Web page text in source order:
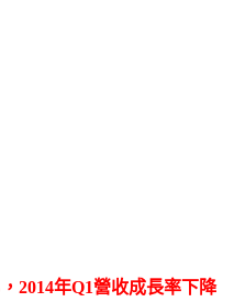
2014年Q1營收成長率下降